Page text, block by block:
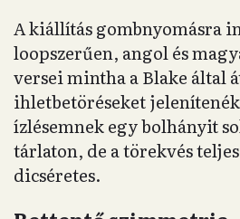
A kiállítás gombnyomásra
loopszerűen, angol és
versei mintha a Blake által
ihletbetöréseket
ízlésemnek egy bolhányit
tárlaton, de a törekvés
dicséretes.